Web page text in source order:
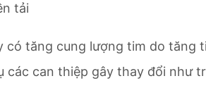
tải
có tăng cung lượng tim do tăng
các can thiệp gây thay đổi như